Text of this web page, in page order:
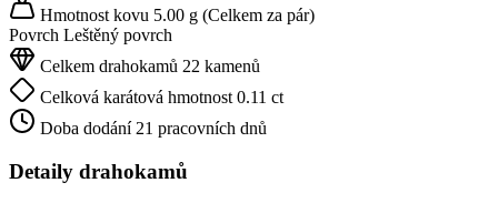
Hmotnost kovu 5.00 g (Celkem za pár)
Povrch Leštěný povrch
Celkem drahokamů 22 kamenů
Celková karátová hmotnost 0.11 ct
Doba dodání 21 pracovních dnů
Detaily drahokamů